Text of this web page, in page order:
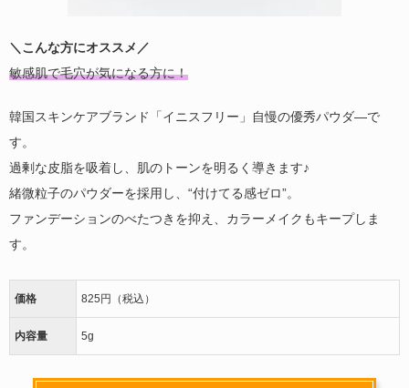
＼こんな方にオススメ／
敏感肌で毛穴が気になる方に！
韓国スキンケアブランド「イニスフリー」自慢の優秀パウダ―で
す。
過剰な皮脂を吸着し、肌のトーンを明るく導きます♪
緒微粒子のパウダーを採用し、“付けてる感ゼロ”。
ファンデーションのべたつきを抑え、カラーメイクもキープしま
す。
価格 825円（税込）
内容量 5g